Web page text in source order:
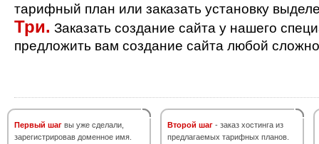
тарифный план или заказать установку
Три. Заказать создание сайта у нашего
предложить вам создание сайта любой
Первый шаг вы уже сделали,
зарегистрировав доменное имя.
Второй шаг - заказ хостинга из
предлагаемых тарифных планов.